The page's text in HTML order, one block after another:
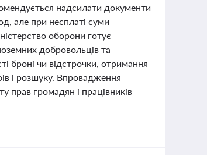
надсилати документи
але при несплаті суми
оборони готує
добровольців та
броні чи відстрочки, отримання
і розшуку. Впровадження
прав громадян і працівників